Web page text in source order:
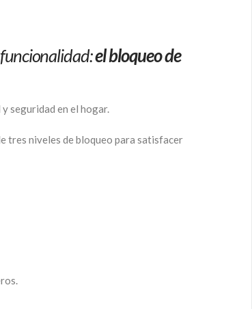
el bloqueo de
seguridad en el hogar.
tres niveles de bloqueo para satisfacer